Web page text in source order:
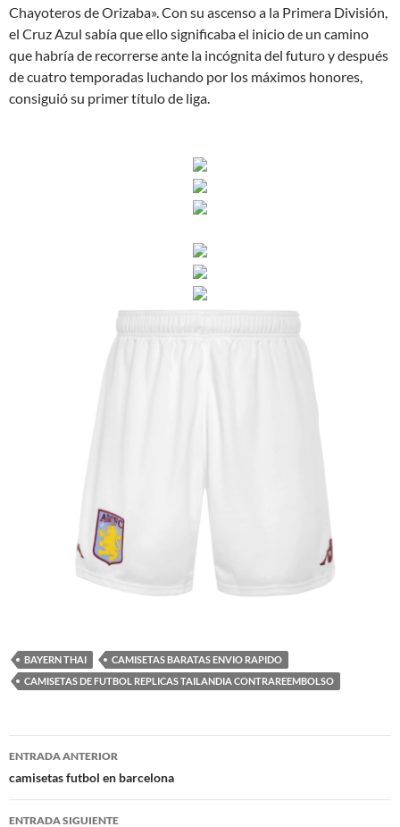
Chayoteros de Orizaba». Con su ascenso a la Primera División,
el Cruz Azul sabía que ello significaba el inicio de un camino
que habría de recorrerse ante la incógnita del futuro y después
de cuatro temporadas luchando por los máximos honores,
consiguió su primer título de liga.
BAYERN THAI
CAMISETAS BARATAS ENVIO RAPIDO
CAMISETAS DE FUTBOL REPLICAS TAILANDIA CONTRAREEMBOLSO
Navegación
de
entradas
ENTRADA ANTERIOR
camisetas futbol en barcelona
ENTRADA SIGUIENTE